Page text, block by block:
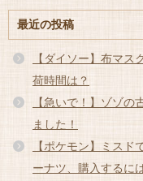
最近の投稿
【ダイソー】布マ
荷時間は？
【急いで！】ゾゾ
ました！
【ポケモン】ミス
ーナツ、購入するに